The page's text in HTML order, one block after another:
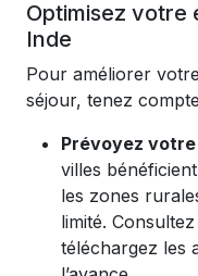
Optimisez votre
Inde
Pour améliorer
séjour, tenez
Prévoyez
villes
les zones
limité.
téléchargez les